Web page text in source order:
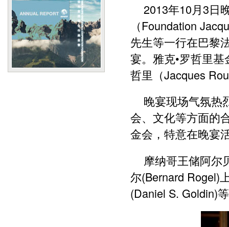
2013年10月3日
（Foundation
先生等一行在巴黎
宴。雅克•罗哲里
哲里（Jacques
晚宴现场气氛热
会、文化等方面的
金会，特意在晚宴
摩纳哥王储阿尔
尔(Bernard Rogel)
(Daniel S. Goldin)